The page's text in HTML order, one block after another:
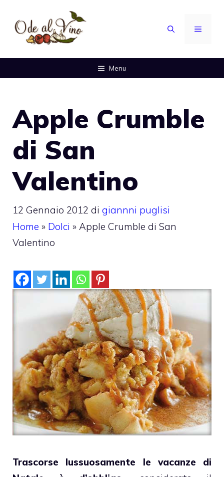
contenuto
MENU
Menu
Apple Crumble
di San
Valentino
12 Gennaio 2012 di giannni puglisi
Home » Dolci » Apple Crumble di San
Valentino
Trascorse lussuosamente le vacanze di